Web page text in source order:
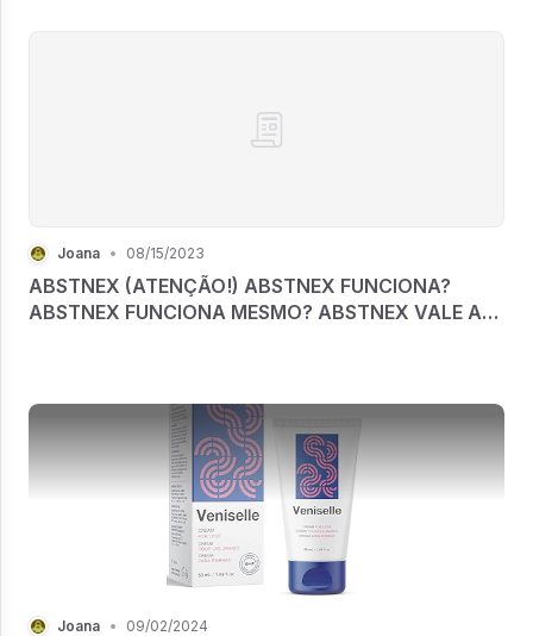
Joana • 08/15/2023
ABSTNEX (ATENÇÃO!) ABSTNEX FUNCIONA?
ABSTNEX FUNCIONA MESMO? ABSTNEX VALE A
Joana • 09/02/2024